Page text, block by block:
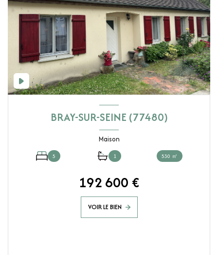
BRAY-SUR-SEINE (77480)
Maison
5 1 530 ㎡
192 600 €
VOIR LE BIEN